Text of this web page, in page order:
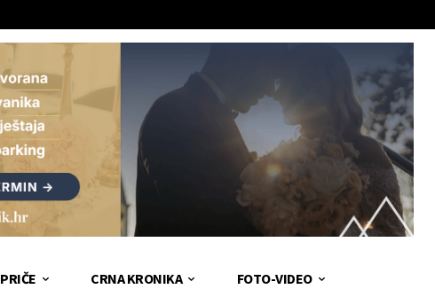
PRIČE CRNA KRONIKA FOTO-VIDEO